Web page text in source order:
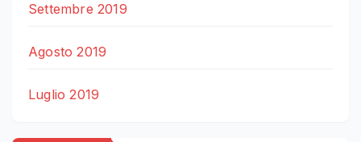
Settembre 2019
Agosto 2019
Luglio 2019